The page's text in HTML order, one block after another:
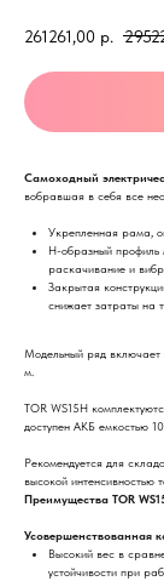
261261,00 р.
Самоходный
вобравшая в себя все
Укрепленная рама,
Н-образный профиль
раскачивание и
Закрытая
снижает затраты на
Модельный ряд включает
м.
TOR WS15H
доступен АКБ емкостью
Рекомендуется для
высокой интенсивностью
Преимущества TOR
Усовершенствованная
Высокий вес в
устойчивости при